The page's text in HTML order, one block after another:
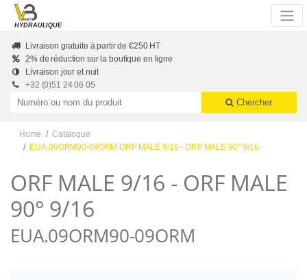
Skip to main content
HYDRAULIQUE
Livraison gratuite à partir de €250 HT
2% de réduction sur la boutique en ligne
Livraison jour et nuit
+32 (0)51 24 06 05
Productnummer of naam
Chercher
Home
Catalogue
EUA.09ORM90-09ORM ORF MALE 9/16 - ORF MALE 90° 9/16
ORF MALE 9/16 - ORF MALE
90° 9/16
EUA.09ORM90-09ORM